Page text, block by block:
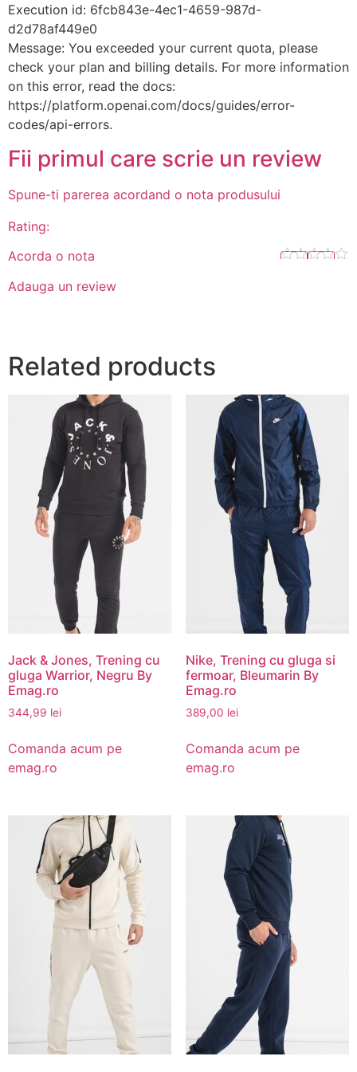
Execution id: 6fcb843e-4ec1-4659-987d-
d2d78af449e0
Message: You exceeded your current quota, please
check your plan and billing details. For more information
on this error, read the docs:
https://platform.openai.com/docs/guides/error-
codes/api-errors.
Fii primul care scrie un review
Spune-ti parerea acordand o nota produsului
Rating:
Acorda o nota
Adauga un review
Related products
Jack & Jones, Trening cu
gluga Warrior, Negru By
Emag.ro
344,99 lei
Comanda acum pe
emag.ro
Nike, Trening cu gluga si
fermoar, Bleumarin By
Emag.ro
389,00 lei
Comanda acum pe
emag.ro